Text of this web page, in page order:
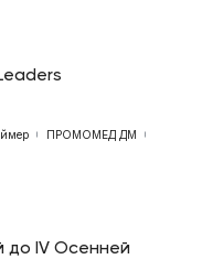
ПРОМОМЕД ДМ
до IV Осенней